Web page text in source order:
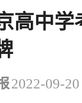
高中
2022-09-